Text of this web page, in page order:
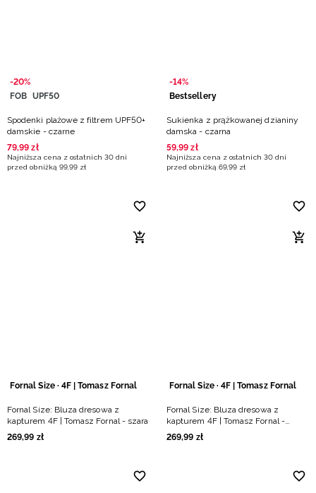
-20%
FOB UPF50
Spodenki plażowe z filtrem UPF50+
damskie - czarne
79,99 zł
Najniższa cena z ostatnich 30 dni
przed obniżką 99,99 zł
-14%
Bestsellery
Sukienka z prążkowanej dzianiny
damska - czarna
59,99 zł
Najniższa cena z ostatnich 30 dni
przed obniżką 69,99 zł
Fornal Size · 4F | Tomasz Fornal
Fornal Size: Bluza dresowa z
kapturem 4F | Tomasz Fornal - szara
269,99 zł
Fornal Size · 4F | Tomasz Fornal
Fornal Size: Bluza dresowa z
kapturem 4F | Tomasz Fornal -
czarna
269,99 zł